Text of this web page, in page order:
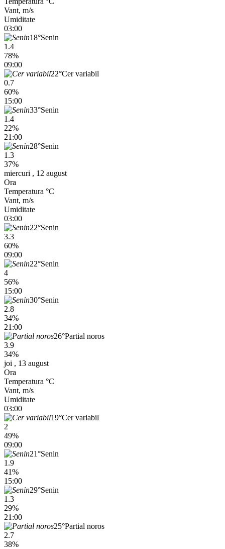
Vant, m/s
Umiditate
03:00
18°Senin
1.4
78%
09:00
22°Cer variabil
0.7
60%
15:00
33°Senin
1.4
22%
21:00
28°Senin
1.3
37%
miercuri , 12 august
Ora
Temperatura °C
Vant, m/s
Umiditate
03:00
22°Senin
3.3
60%
09:00
22°Senin
4
56%
15:00
30°Senin
2.8
34%
21:00
26°Partial noros
3.9
34%
joi , 13 august
Ora
Temperatura °C
Vant, m/s
Umiditate
03:00
19°Cer variabil
2
49%
09:00
21°Senin
1.9
41%
15:00
29°Senin
1.3
29%
21:00
25°Partial noros
2.7
38%